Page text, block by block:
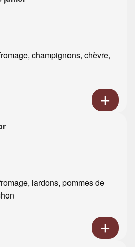
champignons, chèvre,
lardons, pommes de